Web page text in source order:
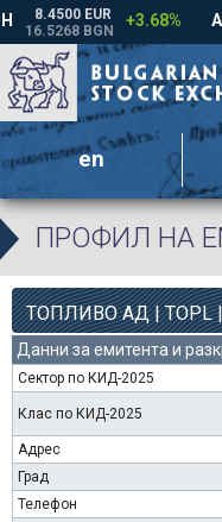
en
ПРОФИЛ НА
ТОПЛИВО АД | TOPL
Данни за емитента и
Сектор по КИД-2025
Клас по КИД-2025
Адрес
Град
Телефон